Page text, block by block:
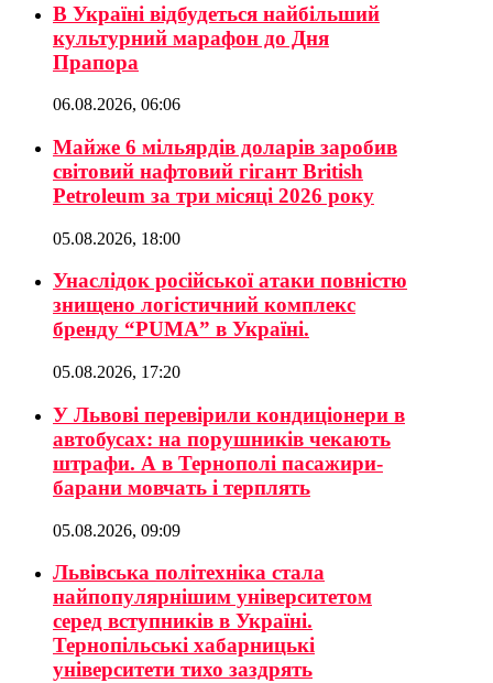
В Україні відбудеться найбільший
культурний марафон до Дня
Прапора
06.08.2026, 06:06
Майже 6 мільярдів доларів заробив
світовий нафтовий гігант British
Petroleum за три місяці 2026 року
05.08.2026, 18:00
Унаслідок російської атаки повністю
знищено логістичний комплекс
бренду “PUMA” в Україні.
05.08.2026, 17:20
У Львові перевірили кондиціонери в
автобусах: на порушників чекають
штрафи. А в Тернополі пасажири-
барани мовчать і терплять
05.08.2026, 09:09
Львівська політехніка стала
найпопулярнішим університетом
серед вступників в Україні.
Тернопільські хабарницькі
університети тихо заздрять